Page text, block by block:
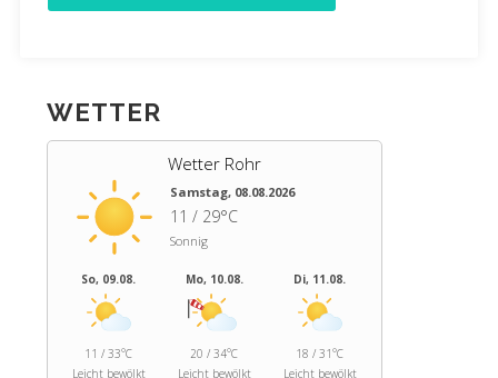
WETTER
Wetter Rohr
Samstag, 08.08.2026
11 / 29°C
Sonnig
So, 09.08.
11 / 33°C
Leicht bewölkt
Mo, 10.08.
20 / 34°C
Leicht bewölkt
Di, 11.08.
18 / 31°C
Leicht bewölkt